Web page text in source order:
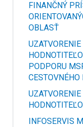
FINANČNÝ
OBLASŤ
PODPORU
CESTOVNÉHO
INFOSERVIS